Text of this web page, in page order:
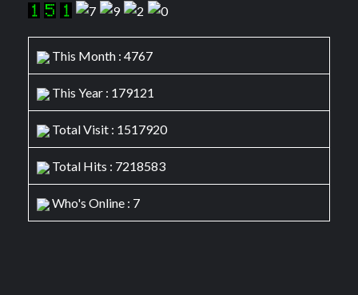
This Month : 4767
This Year : 179121
Total Visit : 1517920
Total Hits : 7218583
Who's Online : 7